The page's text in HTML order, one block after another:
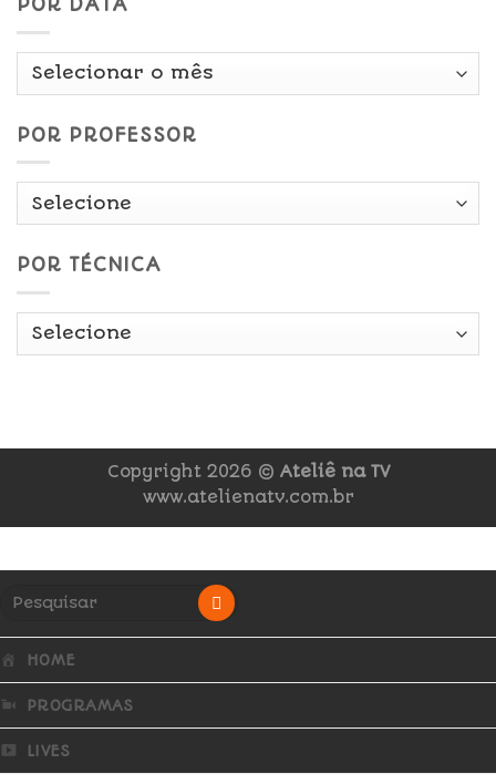
POR DATA
Por
POR PROFESSOR
POR TÉCNICA
Copyright 2026 © Ateliê na TV
www.atelienatv.com.br
HOME
PROGRAMAS
LIVES